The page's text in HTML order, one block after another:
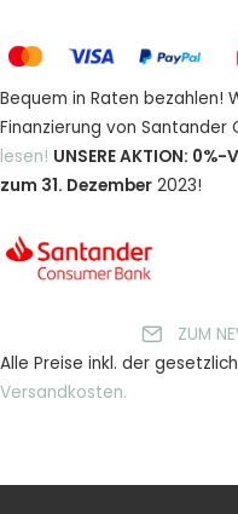
Bequem in Raten bezahlen!
Finanzierung von Santander
lesen! UNSERE AKTION:
zum 31. Dezember 2023!
ZUM
Alle Preise inkl. der
Versandkosten.